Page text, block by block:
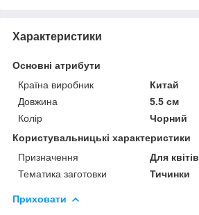
Характеристики
Основні атрибути
Країна виробник
Китай
Довжина
5.5 см
Колір
Чорний
Користувальницькі характеристики
Призначення
Для квітів
Тематика заготовки
Тичинки
Приховати